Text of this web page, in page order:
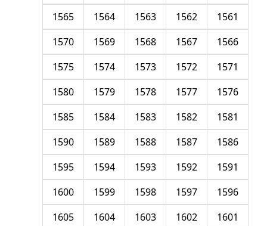
1561
1562
1563
1564
1565
1566
1567
1568
1569
1570
1571
1572
1573
1574
1575
1576
1577
1578
1579
1580
1581
1582
1583
1584
1585
1586
1587
1588
1589
1590
1591
1592
1593
1594
1595
1596
1597
1598
1599
1600
1601
1602
1603
1604
1605